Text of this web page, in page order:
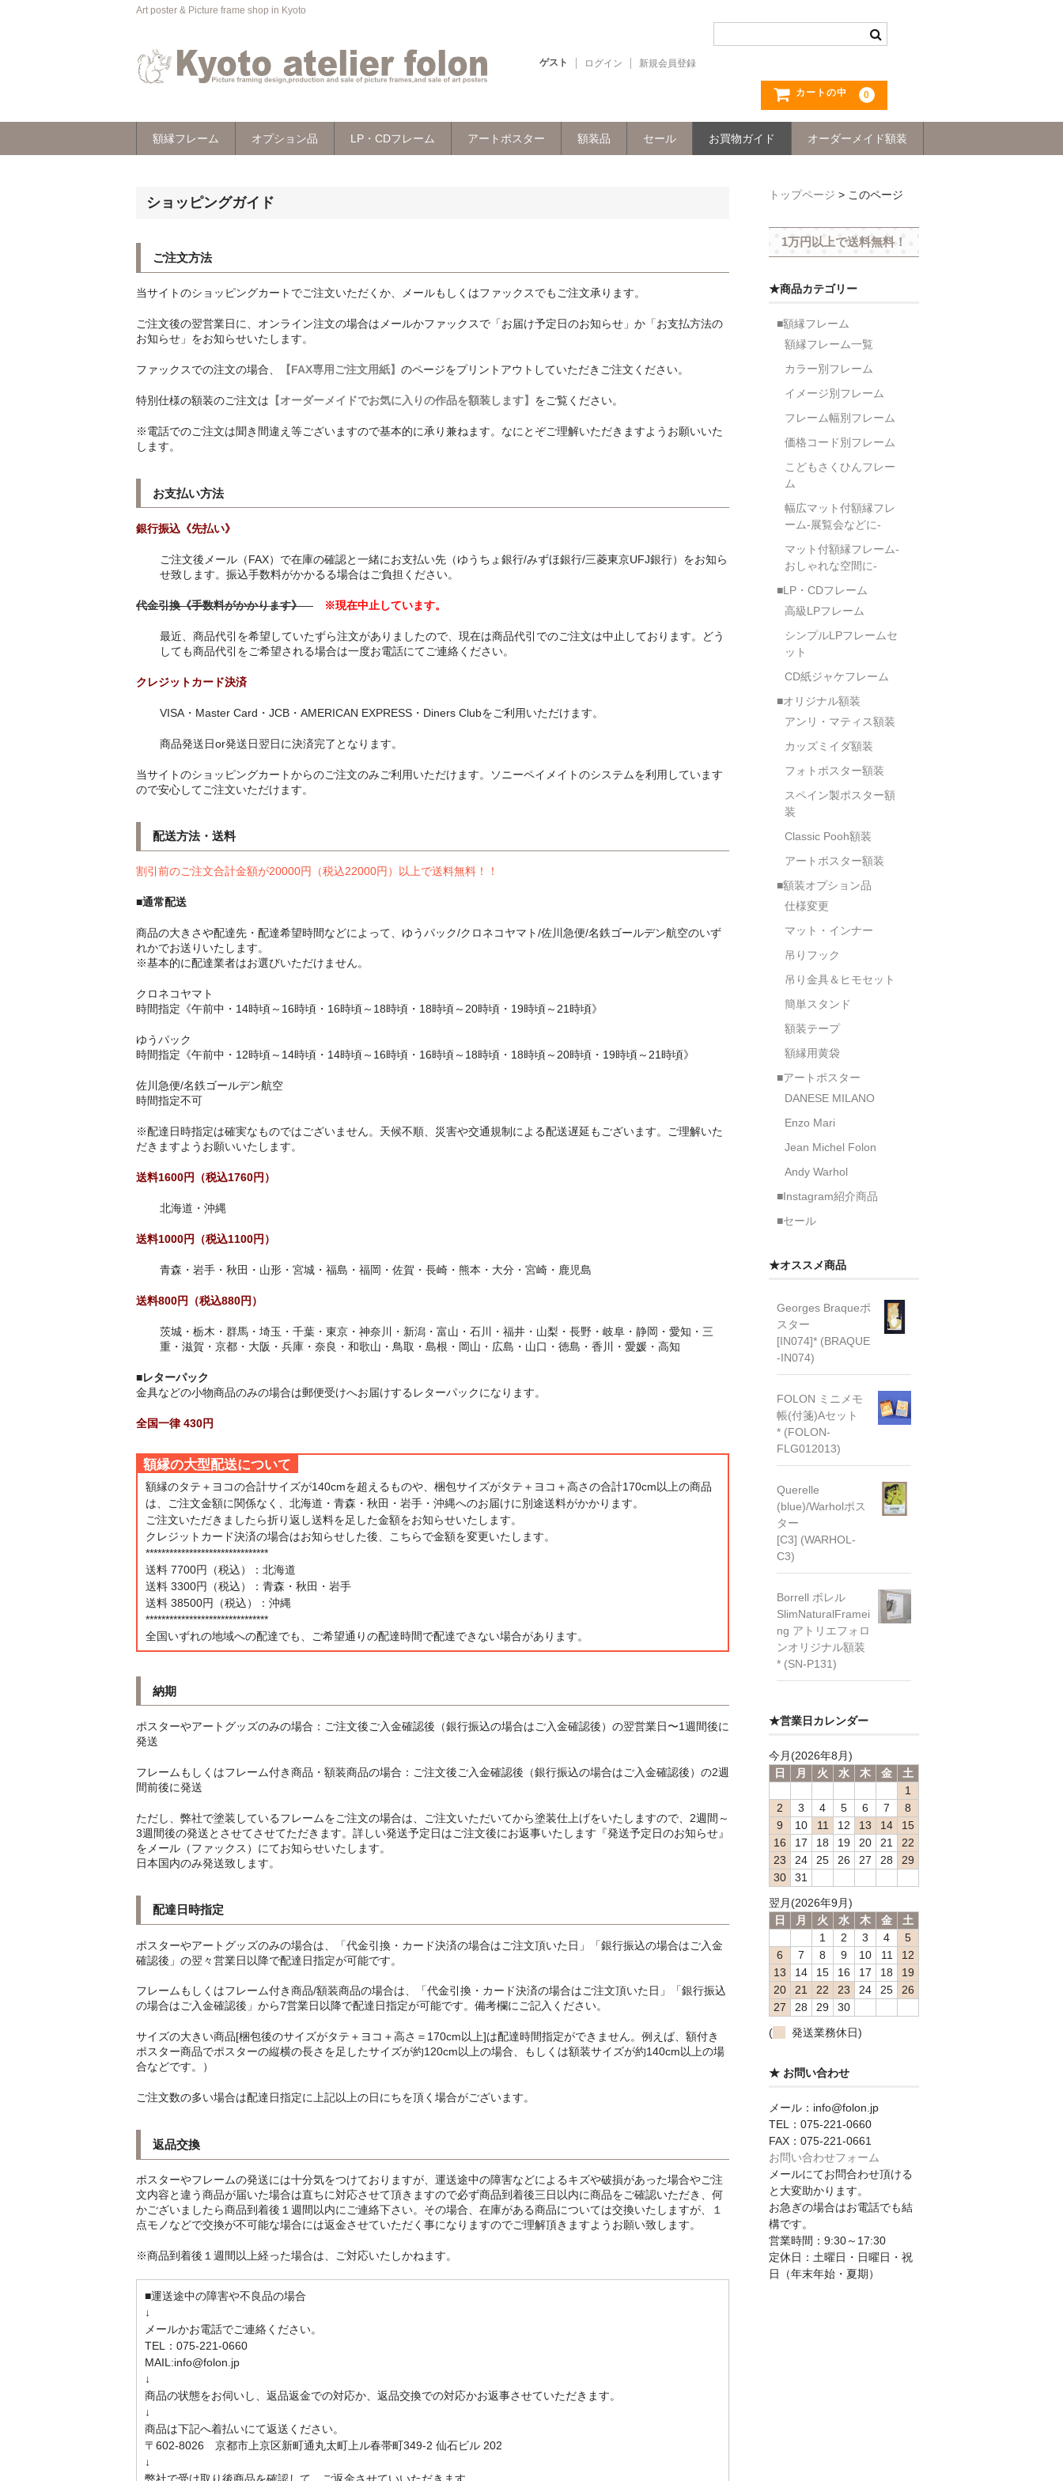
Art poster & Picture frame shop in Kyoto
ゲスト ログイン 新規会員登録
カートの中 0
額縁フレーム オプション品 LP・CDフレーム アートポスター 額装品 セール お買物ガイド オーダーメイド額装
ショッピングガイド
ご注文方法
当サイトのショッピングカートでご注文いただくか、メールもしくはファックスでもご注文承ります。
ご注文後の翌営業日に、オンライン注文の場合はメールかファックスで「お届け予定日のお知らせ」か「お支払方法の
お知らせ」をお知らせいたします。
ファックスでの注文の場合、 【FAX専用ご注文用紙】 のページをプリントアウトしていただきご注文ください。
特別仕様の額装のご注文は 【オーダーメイドでお気に入りの作品を額装します】 をご覧ください。
※電話でのご注文は聞き間違え等ございますので基本的に承り兼ねます。なにとぞご理解いただきますようお願いいた
します。
お支払い方法
銀行振込《先払い》
ご注文後メール（FAX）で在庫の確認と一緒にお支払い先（ゆうちょ銀行/みずほ銀行/三菱東京UFJ銀行）をお知ら
せ致します。振込手数料がかかるる場合はご負担ください。
代金引換《手数料がかかります》 ※現在中止しています。
最近、商品代引を希望していたずら注文がありましたので、現在は商品代引でのご注文は中止しております。どう
しても商品代引をご希望される場合は一度お電話にてご連絡ください。
クレジットカード決済
VISA・Master Card・JCB・AMERICAN EXPRESS・Diners Clubをご利用いただけます。
商品発送日or発送日翌日に決済完了となります。
当サイトのショッピングカートからのご注文のみご利用いただけます。ソニーペイメイトのシステムを利用しています
ので安心してご注文いただけます。
配送方法・送料
割引前のご注文合計金額が20000円（税込22000円）以上で送料無料！！
■通常配送
商品の大きさや配達先・配達希望時間などによって、ゆうパック/クロネコヤマト/佐川急便/名鉄ゴールデン航空のいず
れかでお送りいたします。
※基本的に配達業者はお選びいただけません。
クロネコヤマト
時間指定《午前中・14時頃～16時頃・16時頃～18時頃・18時頃～20時頃・19時頃～21時頃》
ゆうパック
時間指定《午前中・12時頃～14時頃・14時頃～16時頃・16時頃～18時頃・18時頃～20時頃・19時頃～21時頃》
佐川急便/名鉄ゴールデン航空
時間指定不可
※配達日時指定は確実なものではございません。天候不順、災害や交通規制による配送遅延もございます。ご理解いた
だきますようお願いいたします。
送料1600円（税込1760円）
北海道・沖縄
送料1000円（税込1100円）
青森・岩手・秋田・山形・宮城・福島・福岡・佐賀・長崎・熊本・大分・宮崎・鹿児島
送料800円（税込880円）
茨城・栃木・群馬・埼玉・千葉・東京・神奈川・新潟・富山・石川・福井・山梨・長野・岐阜・静岡・愛知・三
重・滋賀・京都・大阪・兵庫・奈良・和歌山・鳥取・島根・岡山・広島・山口・徳島・香川・愛媛・高知
■レターパック
金具などの小物商品のみの場合は郵便受けへお届けするレターパックになります。
全国一律 430円
額縁の大型配送について
額縁のタテ＋ヨコの合計サイズが140cmを超えるものや、梱包サイズがタテ＋ヨコ＋高さの合計170cm以上の商品
は、ご注文金額に関係なく、北海道・青森・秋田・岩手・沖縄へのお届けに別途送料がかかります。
ご注文いただきましたら折り返し送料を足した金額をお知らせいたします。
クレジットカード決済の場合はお知らせした後、こちらで金額を変更いたします。
*******************************
送料 7700円（税込）：北海道
送料 3300円（税込）：青森・秋田・岩手
送料 38500円（税込）：沖縄
*******************************
全国いずれの地域への配達でも、ご希望通りの配達時間で配達できない場合があります。
納期
ポスターやアートグッズのみの場合：ご注文後ご入金確認後（銀行振込の場合はご入金確認後）の翌営業日〜1週間後に
発送
フレームもしくはフレーム付き商品・額装商品の場合：ご注文後ご入金確認後（銀行振込の場合はご入金確認後）の2週
間前後に発送
ただし、弊社で塗装しているフレームをご注文の場合は、ご注文いただいてから塗装仕上げをいたしますので、2週間～
3週間後の発送とさせてさせてただきます。詳しい発送予定日はご注文後にお返事いたします『発送予定日のお知らせ』
をメール（ファックス）にてお知らせいたします。
日本国内のみ発送致します。
配達日時指定
ポスターやアートグッズのみの場合は、「代金引換・カード決済の場合はご注文頂いた日」「銀行振込の場合はご入金
確認後」の翌々営業日以降で配達日指定が可能です。
フレームもしくはフレーム付き商品/額装商品の場合は、「代金引換・カード決済の場合はご注文頂いた日」「銀行振込
の場合はご入金確認後」から7営業日以降で配達日指定が可能です。備考欄にご記入ください。
サイズの大きい商品[梱包後のサイズがタテ＋ヨコ＋高さ＝170cm以上]は配達時間指定ができません。例えば、額付き
ポスター商品でポスターの縦横の長さを足したサイズが約120cm以上の場合、もしくは額装サイズが約140cm以上の場
合などです。）
ご注文数の多い場合は配達日指定に上記以上の日にちを頂く場合がございます。
返品交換
ポスターやフレームの発送には十分気をつけておりますが、運送途中の障害などによるキズや破損があった場合やご注
文内容と違う商品が届いた場合は直ちに対応させて頂きますので必ず商品到着後三日以内に商品をご確認いただき、何
かございましたら商品到着後１週間以内にご連絡下さい。その場合、在庫がある商品については交換いたしますが、１
点モノなどで交換が不可能な場合には返金させていただく事になりますのでご理解頂きますようお願い致します。
※商品到着後１週間以上経った場合は、ご対応いたしかねます。
■運送途中の障害や不良品の場合
↓
メールかお電話でご連絡ください。
TEL：075-221-0660
MAIL:info@folon.jp
↓
商品の状態をお伺いし、返品返金での対応か、返品交換での対応かお返事させていただきます。
↓
商品は下記へ着払いにて返送ください。
〒602-8026 京都市上京区新町通丸太町上ル春帯町349-2 仙石ビル 202
↓
トップページ > このページ
1万円以上で送料無料！
★商品カテゴリー
■額縁フレーム
額縁フレーム一覧
カラー別フレーム
イメージ別フレーム
フレーム幅別フレーム
価格コード別フレーム
こどもさくひんフレー
ム
幅広マット付額縁フレ
ーム-展覧会などに-
マット付額縁フレーム-
おしゃれな空間に-
■LP・CDフレーム
高級LPフレーム
シンプルLPフレームセ
ット
CD紙ジャケフレーム
■オリジナル額装
アンリ・マティス額装
カッズミイダ額装
フォトポスター額装
スペイン製ポスター額
装
Classic Pooh額装
アートポスター額装
■額装オプション品
仕様変更
マット・インナー
吊りフック
吊り金具＆ヒモセット
簡単スタンド
額装テープ
額縁用黄袋
■アートポスター
DANESE MILANO
Enzo Mari
Jean Michel Folon
Andy Warhol
■Instagram紹介商品
■セール
★オススメ商品
Georges Braqueポ
スター
[IN074]* (BRAQUE
-IN074)
FOLON ミニメモ
帳(付箋)Aセット
* (FOLON-
FLG012013)
Querelle
(blue)/Warholポス
ター
[C3] (WARHOL-
C3)
Borrell ボレル
SlimNaturalFramei
ng アトリエフォロ
ンオリジナル額装
* (SN-P131)
★営業日カレンダー
今月(2026年8月)
日
月 火 水 木 金
土
1
2
3 4 5 6 7
8
9
10 11 12 13 14
15
16
17 18 19 20 21
22
23
24 25 26 27 28
29
30
31
翌月(2026年9月)
日
月 火 水 木 金
土
1
2 3 4
5
6
7 8 9 10 11
12
13
14 15 16 17 18
19
20
21 22 23 24 25
26
27
28 29
30
(
発送業務休日)
★ お問い合わせ
メール：info@folon.jp
TEL：075-221-0660
FAX：075-221-0661
お問い合わせフォーム
メールにてお問合わせ頂ける
と大変助かります。
お急ぎの場合はお電話でも結
構です。
営業時間：9:30～17:30
定休日：土曜日・日曜日・祝
日（年末年始・夏期）